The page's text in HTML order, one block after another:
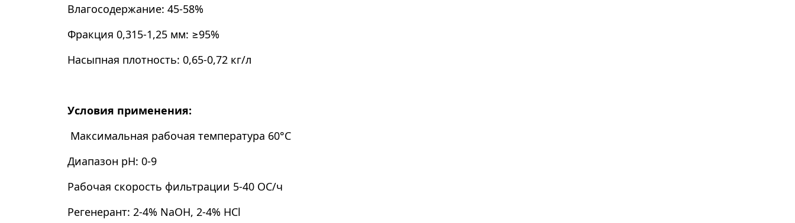
Влагосодержание: 45-58%
Фракция 0,315-1,25 мм: ≥95%
Насыпная плотность: 0,65-0,72 кг/л
Условия применения:
Максимальная рабочая температура 60°С
Диапазон рН: 0-9
Рабочая скорость фильтрации 5-40 ОС/ч
Регенерант: 2-4% NaOH, 2-4% HCl